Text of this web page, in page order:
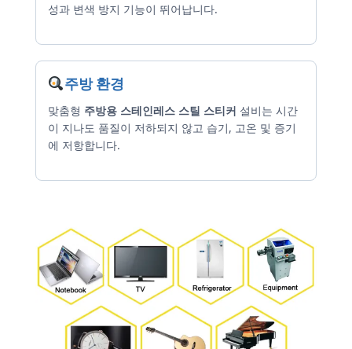
성과 변색 방지 기능이 뛰어납니다.
주방 환경
맞춤형 주방용 스테인레스 스틸 스티커 설비는 시간
이 지나도 품질이 저하되지 않고 습기, 고온 및 증기
에 저항합니다.